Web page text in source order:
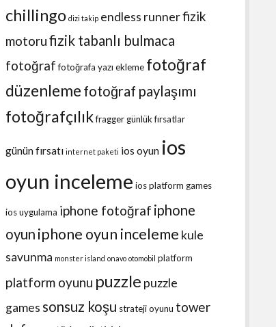
chillingo dizi takip endless runnerfizik
motorufizik tabanlı bulmaca
fotoğraf fotoğrafa yazı ekleme fotoğraf
düzenleme fotoğraf paylaşımı
fotoğrafçılıkfraggergünlük fırsatlar
günün fırsatı internet paketi ios oyun ios
oyun inceleme ios platform games
ios uygulama iphone fotoğraf iphone
oyun iphone oyun inceleme kule
savunma monster island onavo otomobil platform
platform oyunu puzzle puzzle
games sonsuz koşu strateji oyunu tower